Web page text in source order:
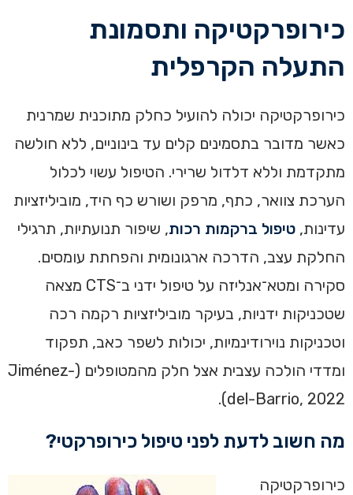
כירופרקטיקה ותסמונת
התעלה הקרפלית
כירופרקטיקה יכולה להועיל כחלק מתוכנית שמרנית
כאשר מדובר בתסמינים קלים עד בינוניים, ללא חולשה
מתקדמת וללא דלדול שרירי. הטיפול עשוי לכלול
הערכת צוואר, כתף, מרפק ושורש כף היד, מוביליזציות
עדינות, טיפול ברקמות רכות, שיפור תנועתיות, תרגילי
החלקת עצב, הדרכה ארגונומית והפחתת עומסים.
סקירה ומטא־אנליזה על טיפול ידני ב־CTS מצאה
שטכניקות ידניות, בעיקר מוביליזציות רקמה רכה
וטכניקות נוירודינמיות, יכולות לשפר כאב, תפקוד
ומדדי הולכה עצבית אצל חלק מהמטופלים (Jiménez-
del-Barrio, 2022).
מה חשוב לדעת לפני טיפול כירופרקטי?
כירופרקטיקה